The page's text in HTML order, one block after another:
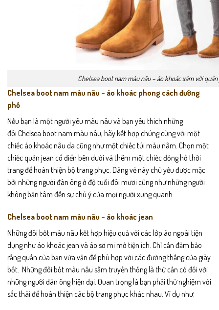
Chelsea boot nam màu nâu – áo khoác xám với
Chelsea boot nam màu nâu – áo khoác phong cách đường
phố
Nếu bạn là một người yêu màu nâu và bạn yêu thích những
đôi Chelsea boot nam màu nâu, hãy kết hợp chúng cùng với một
chiếc áo khoác nâu da cũng như một chiếc túi màu nâm. Chọn một
chiếc quần jean cổ điển bên dưới và thêm một chiếc đồng hồ thời
trang để hoàn thiện bộ trang phục. Dáng vẻ này chủ yếu được mặc
bởi những người đàn ông ở độ tuổi đôi mươi cũng như những người
không bận tâm đến sự chú ý của mọi người xung quanh.
Chelsea boot nam màu nâu – áo khoác jean
Những đôi bốt màu nâu kết hợp hiệu quả với các lớp áo ngoài tiện
dụng như áo khoác jean và áo sơ mi mở tiện ích. Chỉ cần đảm bảo
rằng quần của bạn vừa vặn để phù hợp với các đường thẳng của giày
bốt. Những đôi bốt màu nâu sẫm truyền thống là thứ cần có đối với
những người đàn ông hiện đại. Quan trọng là bạn phải thử nghiệm với
sắc thái để hoàn thiện các bộ trang phục khác nhau. Ví dụ như: